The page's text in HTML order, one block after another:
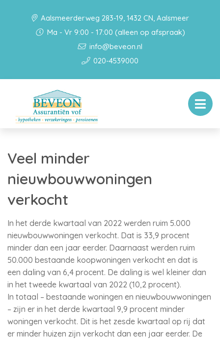
Aalsmeerderweg 283-19, 1432 CN, Aalsmeer
Ma - Vr 9:00 - 17:00 (alleen op afspraak)
info@beveon.nl
020-4539000
Veel minder
nieuwbouwwoningen
verkocht
In het derde kwartaal van 2022 werden ruim 5.000
nieuwbouwwoningen verkocht. Dat is 33,9 procent
minder dan een jaar eerder. Daarnaast werden ruim
50.000 bestaande koopwoningen verkocht en dat is
een daling van 6,4 procent. De daling is wel kleiner dan
in het tweede kwartaal van 2022 (10,2 procent).
In totaal – bestaande woningen en nieuwbouwwoningen
– zijn er in het derde kwartaal 9,9 procent minder
woningen verkocht. Dit is het zesde kwartaal op rij dat
er minder huizen zijn verkocht dan een jaar eerder. De